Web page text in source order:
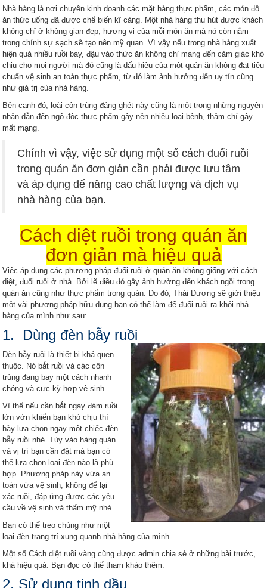
Nhà hàng là nơi chuyên kinh doanh các mặt hàng thực phẩm, các món đồ
ăn thức uống đã được chế biến kĩ càng. Một nhà hàng thu hút được khách
không chỉ ở không gian đẹp, hương vị của mỗi món ăn mà nó còn nằm
trong chính sự sạch sẽ tạo nên mỹ quan. Vì vậy nếu trong nhà hàng xuất
hiện quá nhiều ruồi bay, đậu vào thức ăn không chỉ mang đến cảm giác khó
chịu cho mọi người mà đó cũng là dấu hiệu của một quán ăn không đạt tiêu
chuẩn vệ sinh an toàn thực phẩm, từ đó làm ảnh hưởng đến uy tín cũng
như giá trị của nhà hàng.
Bên cạnh đó, loài côn trùng đáng ghét này cũng là một trong những nguyên
nhân dẫn đến ngộ độc thực phẩm gây nên nhiều loại bệnh, thậm chí gây
mất mạng.
Chính vì vậy, việc sử dụng một số cách đuổi ruồi
trong quán ăn đơn giản cần phải được lưu tâm
và áp dụng để nâng cao chất lượng và dịch vụ
nhà hàng của bạn.
Cách diệt ruồi trong quán ăn
đơn giản mà hiệu quả
Việc áp dụng các phương pháp đuổi ruồi ở quán ăn không giống với cách
diệt, đuổi ruồi ở nhà. Bởi lẽ điều đó gây ảnh hưởng đến khách ngồi trong
quán ăn cũng như thực phẩm trong quán. Do đó, Thái Dương sẽ giới thiệu
một vài phương pháp hữu dụng bạn có thể làm để đuổi ruồi ra khỏi nhà
hàng của mình như sau:
1. Dùng đèn bẫy ruồi
Đèn bẫy ruồi là thiết bị khá quen
thuộc. Nó bắt ruồi và các côn
trùng đang bay một cách nhanh
chóng và cực kỳ hợp vệ sinh.
Vì thế nếu cần bắt ngay đám ruồi
lởn vởn khiến bạn khó chịu thì
hãy lựa chọn ngay một chiếc đèn
bẫy ruồi nhé. Tùy vào hàng quán
và vị trí bạn cần đặt mà bạn có
thể lựa chọn loại đèn nào là phù
hợp. Phương pháp này vừa an
toàn vừa vệ sinh, không để lại
xác ruồi, đáp ứng được các yêu
cầu về vệ sinh và thẩm mỹ nhé.
Bạn có thể treo chúng như một
loại đèn trang trí xung quanh nhà hàng của mình.
Một số Cách diệt ruồi vàng cũng được admin chia sẻ ở những bài trước,
khá hiệu quả. Bạn đọc có thể tham khảo thêm.
2. Sử dụng tinh dầu